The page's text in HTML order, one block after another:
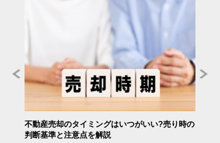
不動産売却のタイミングはいつがいい?売り時の
判断基準と注意点を解説